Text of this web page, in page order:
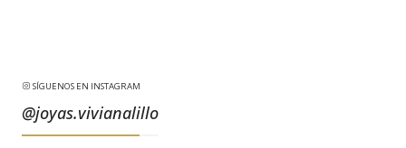
SÍGUENOS EN INSTAGRAM
@joyas.vivianalillo